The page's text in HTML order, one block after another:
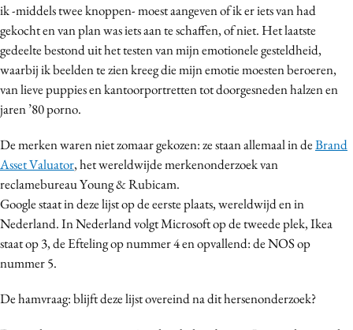
ik -middels twee knoppen- moest aangeven of ik er iets van had
gekocht en van plan was iets aan te schaffen, of niet. Het laatste
gedeelte bestond uit het testen van mijn emotionele gesteldheid,
waarbij ik beelden te zien kreeg die mijn emotie moesten beroeren,
van lieve puppies en kantoorportretten tot doorgesneden halzen en
jaren ’80 porno.
De merken waren niet zomaar gekozen: ze staan allemaal in deBrand
Asset Valuator, het wereldwijde merkenonderzoek van
reclamebureau Young & Rubicam.
Google staat in deze lijst op de eerste plaats, wereldwijd en in
Nederland. In Nederland volgt Microsoft op de tweede plek, Ikea
staat op 3, de Efteling op nummer 4 en opvallend: de NOS op
nummer 5.
De hamvraag: blijft deze lijst overeind na dit hersenonderzoek?